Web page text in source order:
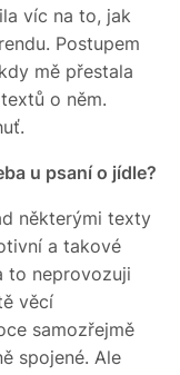
víc na to, jak
Postupem
mě přestala
o něm.
u psaní o jídle?
některými texty
a takové
to neprovozuji
věcí
samozřejmě
spojené. Ale